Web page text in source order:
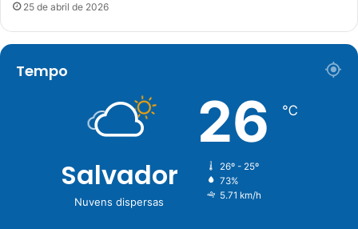
25 de abril de 2026
Tempo
Salvador
Nuvens dispersas
26 ℃
26º - 25º
73%
5.71 km/h